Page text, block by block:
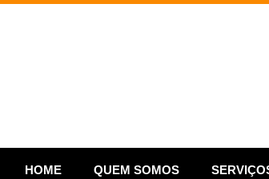
HOME QUEM SOMOS